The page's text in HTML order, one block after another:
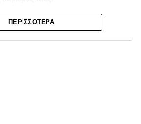
Τρούμπουλο και τον Χρυσόστομο
συνεχίσουν μαζί την ποδοσφαιρική
ΠΕΡΙΣΣΌΤΕΡΑ